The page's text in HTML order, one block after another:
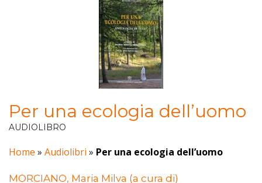
Per una ecologia dell’uomo
AUDIOLIBRO
Home » Audiolibri » Per una ecologia dell’uomo
MORCIANO, Maria Milva (a cura di)